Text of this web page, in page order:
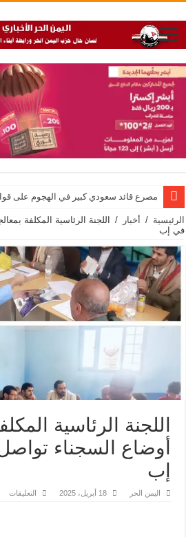
مصرع قائد سعودي كبير في الهجوم على
الرئيسية / أخبار /
اللجنة الرئاسية المكلفة
في إب
اللجنة الرئاسية
أوضاع السجناء
إب
اليمن الحر 18 أبريل، 2025 التعليقات